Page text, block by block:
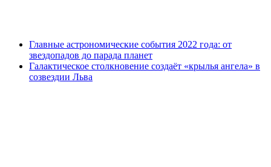
Главные астрономические события 2022 года: от
звездопадов до парада планет
Галактическое столкновение создаёт «крылья ангела» в
созвездии Льва